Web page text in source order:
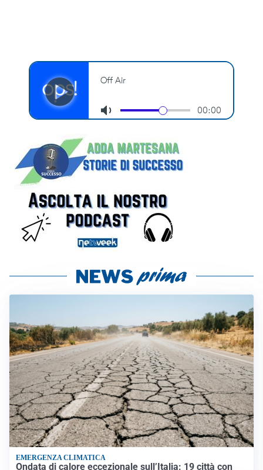
EMERGENZA CLIMATICA
Ondata di calore eccezionale sull’Italia: 19 città con